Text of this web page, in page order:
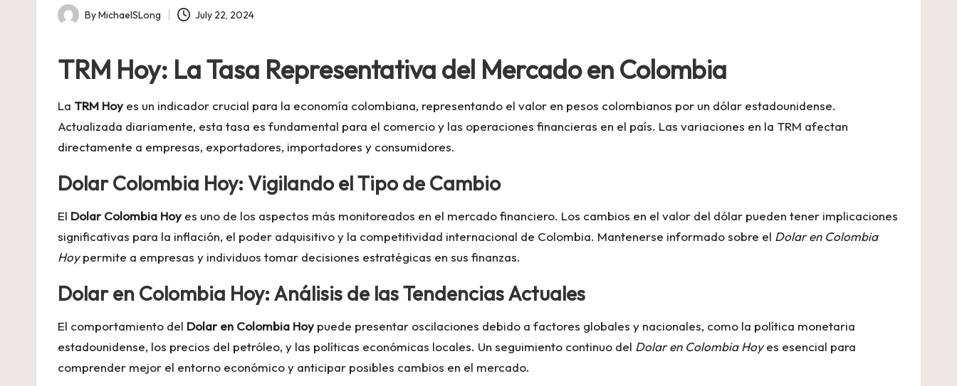
Posted
ByMichaelSLong July 22, 2024
TRM Hoy: La Tasa Representativa del Mercado en Colombia
La TRM Hoyes un indicador crucial para la economía colombiana, representando el valor en pesos colombianos por un dólar estadounidense.
Actualizada diariamente, esta tasa es fundamental para el comercio y las operaciones financieras en el país. Las variaciones en la TRM afectan
directamente a empresas, exportadores, importadores y consumidores.
Dolar Colombia Hoy: Vigilando el Tipo de Cambio
El Dolar Colombia Hoyes uno de los aspectos más monitoreados en el mercado financiero. Los cambios en el valor del dólar pueden tener implicaciones
significativas para la inflación, el poder adquisitivo y la competitividad internacional de Colombia. Mantenerse informado sobre el Dolar en Colombia
Hoypermite a empresas y individuos tomar decisiones estratégicas en sus finanzas.
Dolar en Colombia Hoy: Análisis de las Tendencias Actuales
El comportamiento del Dolar en Colombia Hoypuede presentar oscilaciones debido a factores globales y nacionales, como la política monetaria
estadounidense, los precios del petróleo, y las políticas económicas locales. Un seguimiento continuo del Dolar en Colombia Hoyes esencial para
comprender mejor el entorno económico y anticipar posibles cambios en el mercado.